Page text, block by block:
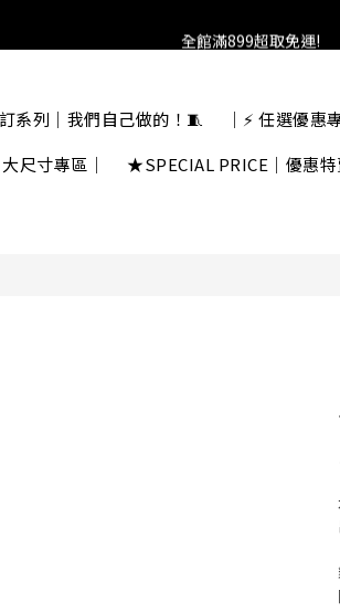
加入會員送100元購物金!馬上就
系列｜我們自己做的！🧵 ｜⚡ 任選優惠
大尺寸專區｜ ★SPECIAL PRICE｜優惠